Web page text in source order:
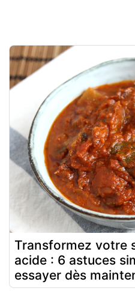
Transformez votre
acide : 6 astuces
essayer dès